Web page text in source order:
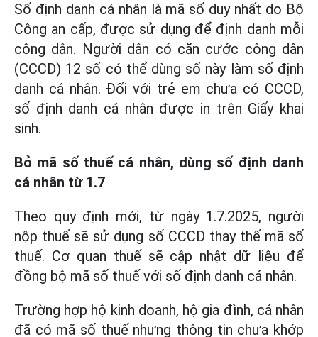
Số định danh cá nhân là mã số duy nhất do Bộ
Công an cấp, được sử dụng để định danh mỗi
công dân. Người dân có căn cước công dân
(CCCD) 12 số có thể dùng số này làm số định
danh cá nhân. Đối với trẻ em chưa có CCCD,
số định danh cá nhân được in trên Giấy khai
sinh.
Bỏ mã số thuế cá nhân, dùng số định danh
cá nhân từ 1.7
Theo quy định mới, từ ngày 1.7.2025, người
nộp thuế sẽ sử dụng số CCCD thay thế mã số
thuế. Cơ quan thuế sẽ cập nhật dữ liệu để
đồng bộ mã số thuế với số định danh cá nhân.
Trường hợp hộ kinh doanh, hộ gia đình, cá nhân
đã có mã số thuế nhưng thông tin chưa khớp